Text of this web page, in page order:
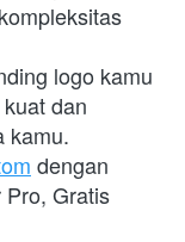
logo kamu
dan
kamu.
dengan
Gratis